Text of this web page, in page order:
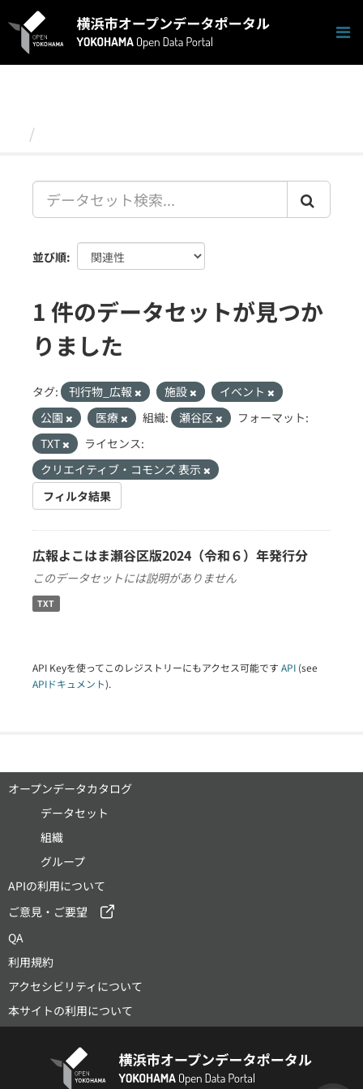
キ
並び順
1 件のデータセットが見つか
りました
タグ: 刊行物_広報 施設
イベント
公園
医療 組織: 瀬谷区
フォーマット:
TXT
ライセンス:
クリエイティブ・コモンズ 表示
フィルタ結果
広報よこはま瀬谷区版2024（令和６）年発行分
このデータセットには説明がありません
TXT
API Keyを使ってこのレジストリーにもアクセス可能です API (see
APIドキュメント).
オープンデータカタログ
データセット
組織
グループ
APIの利用について
ご意見・ご要望
QA
利用規約
アクセシビリティについて
本サイトの利用について